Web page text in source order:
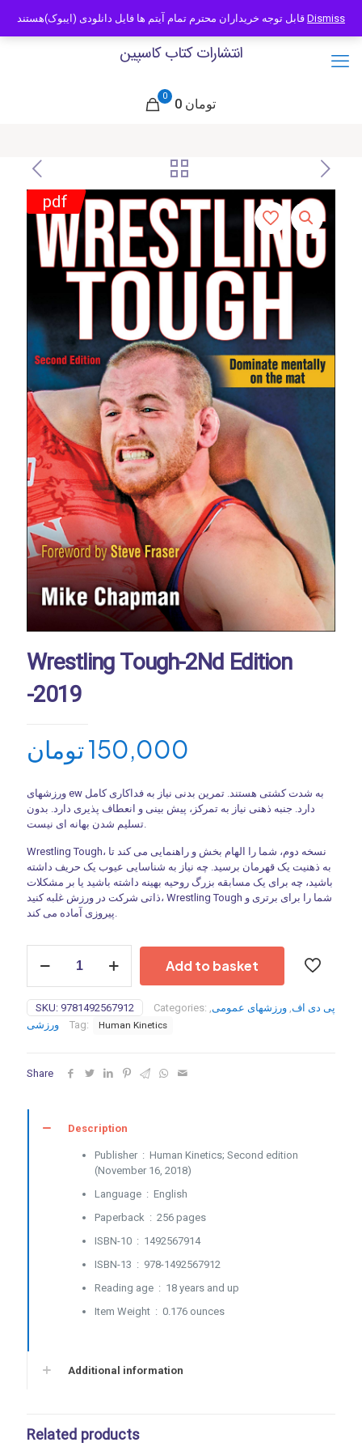
09121466294 info@caspianbook.com
انتشارات کتاب کاسپین
0
0 تومان
pdf
Wrestling Tough-2Nd Edition
-2019
150,000تومان
ورزشهای ew به شدت کشتی هستند. تمرین بدنی نیاز به فداکاری کامل
دارد. جنبه ذهنی نیاز به تمرکز، پیش بینی و انعطاف پذیری دارد. بدون
Wrestling Tough، نسخه دوم، شما را الهام بخش و راهنمایی می کند تا
به ذهنیت یک قهرمان برسید. چه نیاز به شناسایی عیوب یک حریف داشته
باشید، چه برای یک مسابقه بزرگ روحیه بهینه داشته باشید یا بر مشکلات
ذاتی شرکت در ورزش غلبه کنید، Wrestling Tough شما را برای برتری و
Tough-
Edition
-2019
quantity
Add to basket
SKU: 9781492567912 Categories: پی دی اف ورزشهای عمومی
ورزشی
Tag: Human Kinetics
Share
Description
Publisher ‏ : ‎Human Kinetics; Second edition
(November 16, 2018)
Language ‏ : ‎English
Paperback ‏ : ‎256 pages
ISBN-10 ‏ : ‎ 1492567914
ISBN-13 ‏ : ‎ 978-1492567912
Reading age ‏ : ‎ 18 years and up
Item Weight ‏ : ‎0.176 ounces
Additional information
Related products
Dismiss